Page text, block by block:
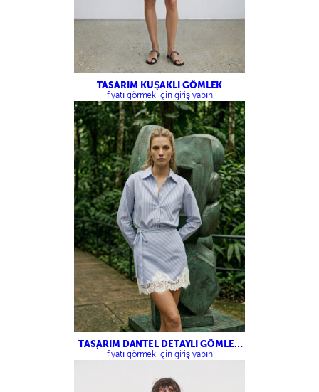
TASARIM KUŞAKLI GÖMLEK
fiyatı görmek için giriş yapın
TASARIM DANTEL DETAYLI GÖMLEK
ELBİSE – TASARIM DANTEL DETAYLI
ETEK
fiyatı görmek için giriş yapın